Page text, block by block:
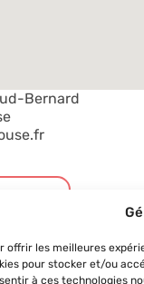
offrir les meilleures
pour stocker et/ou
à ces technologies
Bernard